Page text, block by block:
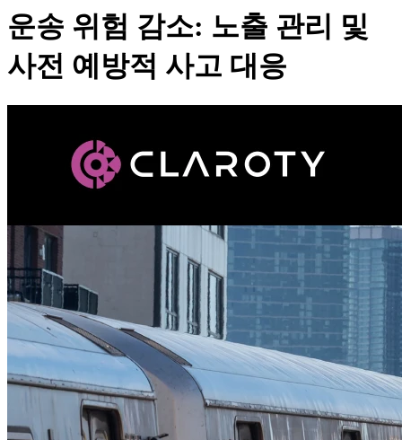
운송 위험 감소: 노출 관리 및
사전 예방적 사고 대응